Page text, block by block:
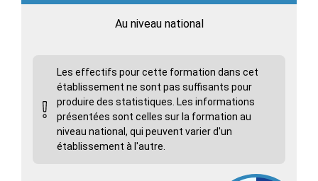
Au niveau national
Les effectifs pour cette formation dans cet
établissement ne sont pas suffisants pour
produire des statistiques. Les informations
présentées sont celles sur la formation au
niveau national, qui peuvent varier d'un
établissement à l'autre.